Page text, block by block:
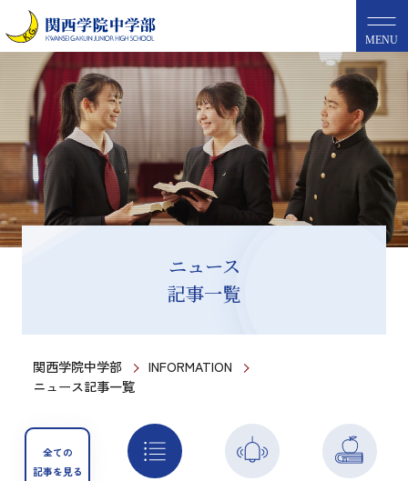
MENU
ニュース
記事一覧
関西学院中学部
INFORMATION
ニュース記事一覧
全ての
記事を見る